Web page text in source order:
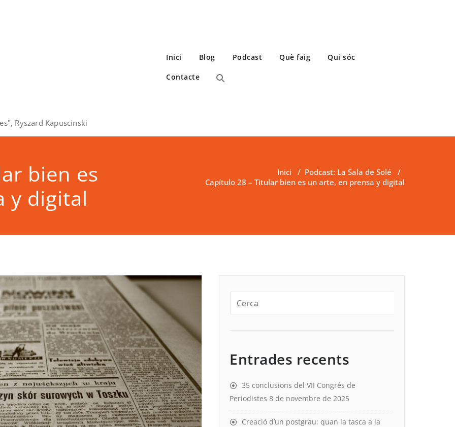
Ryszard Kapuscinski
Inici Blog Podcast Què faig Qui sóc
Contacte
bien es
y digital
Inici / Podcast: La Sala de Solé /
Capítulo 28 – Titular bien es un arte, en prensa y digital
Entrades recents
35 conclusions del VII Congrés de
Periodistes 8 de novembre de 2025
Creació d’un postgrau: quan la tasca a la